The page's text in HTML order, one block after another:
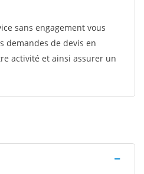
sans engagement vous
demandes de devis en
activité et ainsi assurer un